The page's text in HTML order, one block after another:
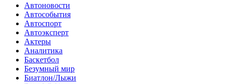
Автоновости
Автособытия
Автоспорт
Автоэксперт
Актеры
Аналитика
Баскетбол
Безумный мир
Биатлон/Лыжи